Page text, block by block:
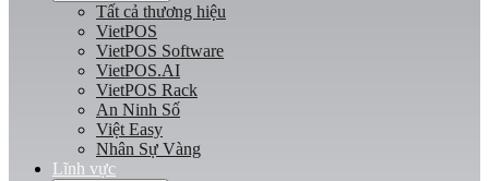
Tất cả thương hiệu
VietPOS
VietPOS Software
VietPOS.AI
VietPOS Rack
An Ninh Số
Việt Easy
Nhân Sự Vàng
Lĩnh vực